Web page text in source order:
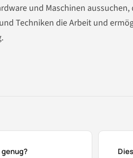
und Maschinen
Techniken die Arbeit und